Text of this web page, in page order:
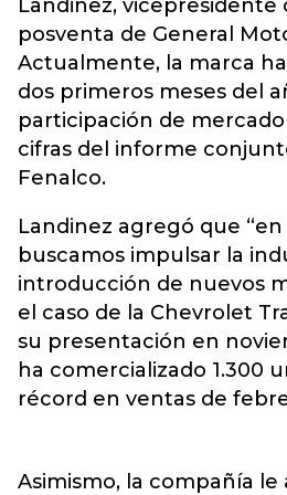
Landinez, vicepresidente
posventa de General
Actualmente, la marca
dos primeros meses del
participación de mercado
cifras del informe
Fenalco.
Landinez agregó que
buscamos impulsar la
introducción de nuevos
el caso de la Chevrolet
su presentación en
ha comercializado 1.300
récord en ventas de
Asimismo, la compañía le